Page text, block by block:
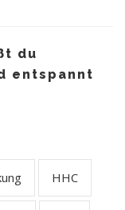
du
entspannt
HHC